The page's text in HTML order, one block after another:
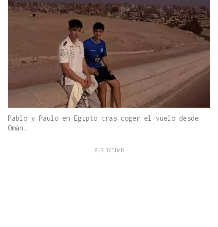
Pablo y Paulo en Egipto tras coger el vuelo desde
Omán.